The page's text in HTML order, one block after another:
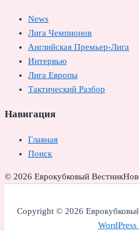
News
Лига Чемпионов
Английская Премьер-Лига
Интервью
Лига Европы
Тактический Разбор
Навигация
Главная
Поиск
© 2026 Еврокубковый Вестник
Copyright © 2026
WordPress